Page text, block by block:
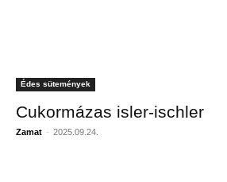
Édes sütemények
Cukormázas isler-ischler
Zamat - 2025.09.24.